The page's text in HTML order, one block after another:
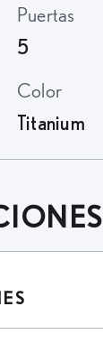
Puertas
5
Color
Titanium